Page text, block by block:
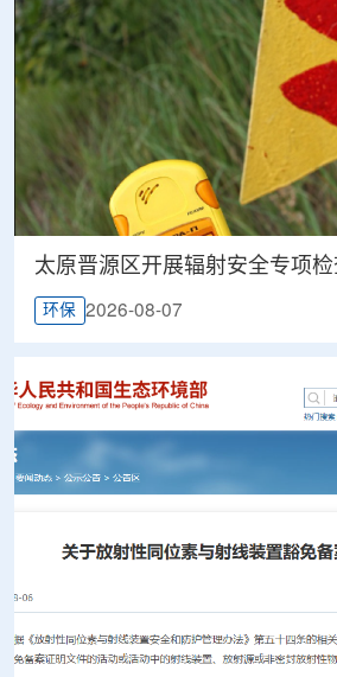
太原晋源区开展辐射安全专项检
环保 2026-08-07